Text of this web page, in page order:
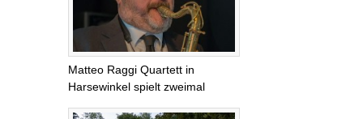
Matteo Raggi Quartett in
Harsewinkel spielt zweimal